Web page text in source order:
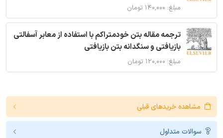
مبلغ: ۱۴۰,۰۰۰ تومان
ترجمه مقاله بتن خودمتراکم با استفاده از معابر آسفالتی
بازیافتی و سنگدانه بتن بازیافتی
مبلغ: ۱۲۰,۰۰۰ تومان
مشاهده خریدهای قبلی
سوالات متداول